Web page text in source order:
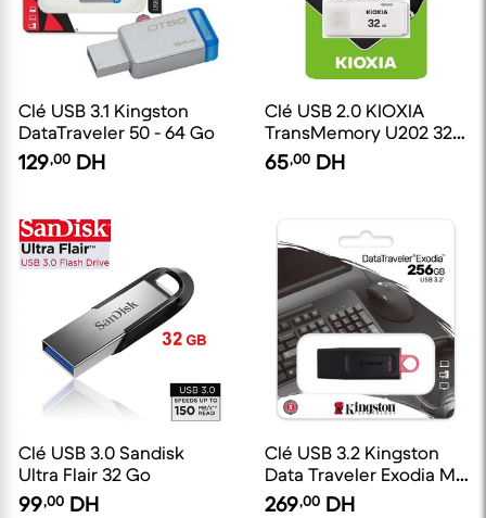
Clé USB 3.1 Kingston
DataTraveler 50 - 64 Go
129,00 DH
Clé USB 2.0 KIOXIA
TransMemory U202 32
Go
65,00 DH
Clé USB 3.0 Sandisk
Ultra Flair 32 Go
99,00 DH
Clé USB 3.2 Kingston
Data Traveler Exodia M
256 Go
269,00 DH